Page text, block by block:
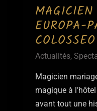
EUROPA-
COLOSSEO
Actualités,
Magicien
magique à
avant tout une